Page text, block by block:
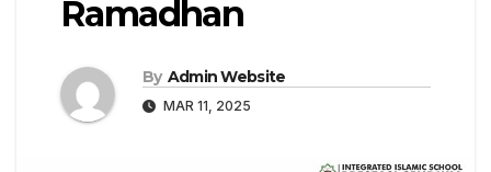
Ramadhan
By Admin Website
MAR 11, 2025